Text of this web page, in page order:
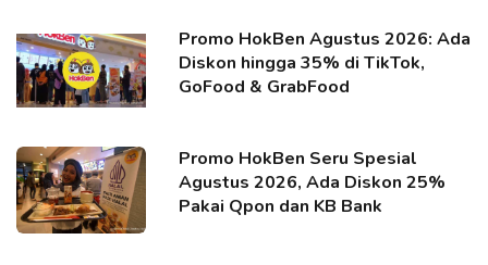
Promo HokBen Agustus 2026: Ada
Diskon hingga 35% di TikTok,
GoFood & GrabFood
Promo HokBen Seru Spesial
Agustus 2026, Ada Diskon 25%
Pakai Qpon dan KB Bank